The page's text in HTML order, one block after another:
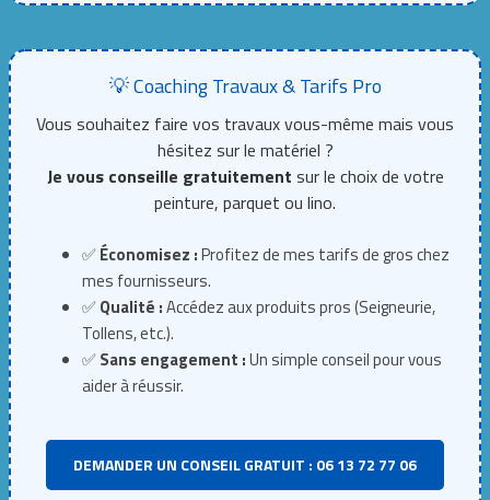
💡 Coaching Travaux & Tarifs Pro
Vous souhaitez faire vos travaux vous-même mais vous
hésitez sur le matériel ?
Je vous conseille gratuitement sur le choix de votre
peinture, parquet ou lino.
✅Économisez :Profitez de mes tarifs de gros chez
mes fournisseurs.
✅Qualité :Accédez aux produits pros (Seigneurie,
Tollens, etc.).
✅Sans engagement :Un simple conseil pour vous
aider à réussir.
DEMANDER UN CONSEIL GRATUIT : 06 13 72 77 06